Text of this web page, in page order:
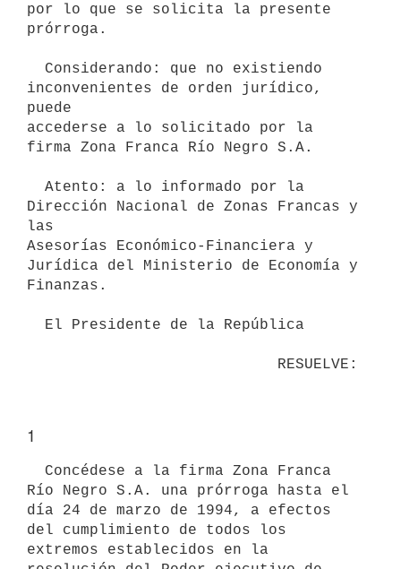
por lo que se solicita la presente
prórroga.
inconvenientes de orden jurídico,
puede
accederse a lo solicitado por la
firma Zona Franca Río Negro S.A.
Dirección Nacional de Zonas Francas y
las
Asesorías Económico-Financiera y
Jurídica del Ministerio de Economía y
Finanzas.
                            RESUELVE:
1
Río Negro S.A. una prórroga hasta el
día 24 de marzo de 1994, a efectos
del cumplimiento de todos los
extremos establecidos en la